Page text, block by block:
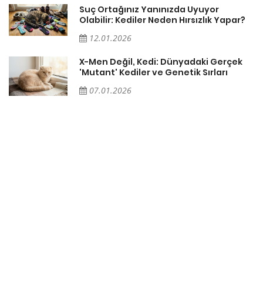
Suç Ortağınız Yanınızda Uyuyor
Olabilir: Kediler Neden Hırsızlık Yapar?
12.01.2026
X-Men Değil, Kedi: Dünyadaki Gerçek
'Mutant' Kediler ve Genetik Sırları
07.01.2026